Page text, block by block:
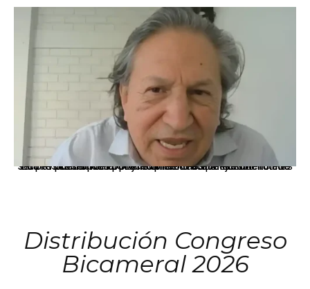
La presidenta Keiko Fujimori informó que la solicitud de indulto presentada por el expresidente Alejandro Toledo será evaluada por la Comisión de Gracias Presidenciales conforme al procedimiento establecido.
Distribución Congreso
Bicameral 2026